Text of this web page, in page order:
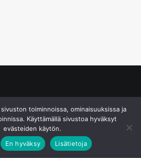
toiminnoissa, ominaisuuksissa ja
Käyttämällä sivustoa hyväksyt
evästeiden käytön.
En hyväksy Lisätietoja